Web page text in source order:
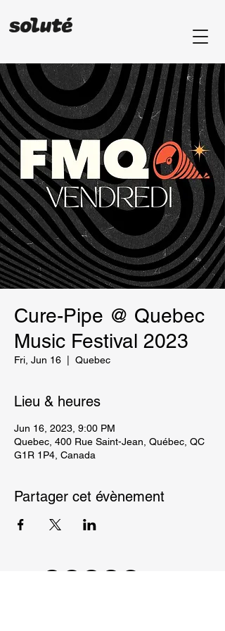
Cure-Pipe @ Quebec
Music Festival 2023
Fri, Jun 16 Quebec
Lieu & heures
Jun 16, 2023, 9:00 PM
Quebec, 400 Rue Saint-Jean, Québec, QC
G1R 1P4, Canada
Partager cet évènement